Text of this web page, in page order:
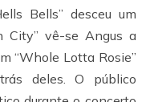
Bells” desceu um
City” vê-se Angus a
“Whole Lotta Rosie”
deles. O público